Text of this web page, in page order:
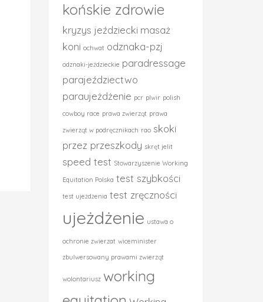
końskie zdrowie
kryzys jeździecki masaż
koni ochwat odznaka-pzj
odznaki-jeździeckie paradressage
parajeździectwo
paraujeżdżenie pcr plwir polish
cowboy race prawa zwierząt prawa
zwierząt w podręcznikach rao skoki
przez przeszkody skręt jelit
speed test Stowarzyszenie Working
Equitation Polska test szybkości
test ujeżdżenia test zręczności
ujeżdżenie ustawa o
ochronie zwierzat wiceminister
zbulwersowany prawami zwierząt
wolontariusz working